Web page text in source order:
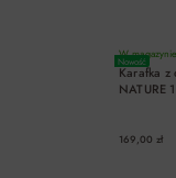
Nowość
W
Karafka z
NATURE
169,00 zł